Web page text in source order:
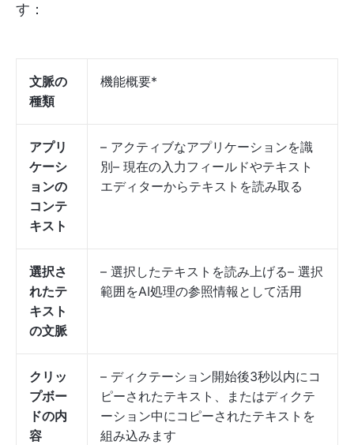
す：
文脈の
種類
機能概要*
アプリ
ケーシ
ョンの
コンテ
キスト
– アクティブなアプリケーションを識
別– 現在の入力フィールドやテキスト
エディターからテキストを読み取る
選択さ
れたテ
キスト
の文脈
– 選択したテキストを読み上げる– 選択
範囲をAI処理の参照情報として活用
クリッ
プボー
ドの内
容
– ディクテーション開始後3秒以内にコ
ピーされたテキスト、またはディクテ
ーション中にコピーされたテキストを
組み込みます